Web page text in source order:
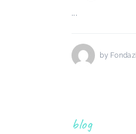
...
by
blog